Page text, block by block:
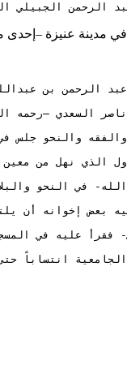
الرحمن الجبيلي
انتساباً